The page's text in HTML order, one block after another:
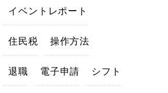
イベントレポート
住民税 操作方法
退職 電子申請 シフト